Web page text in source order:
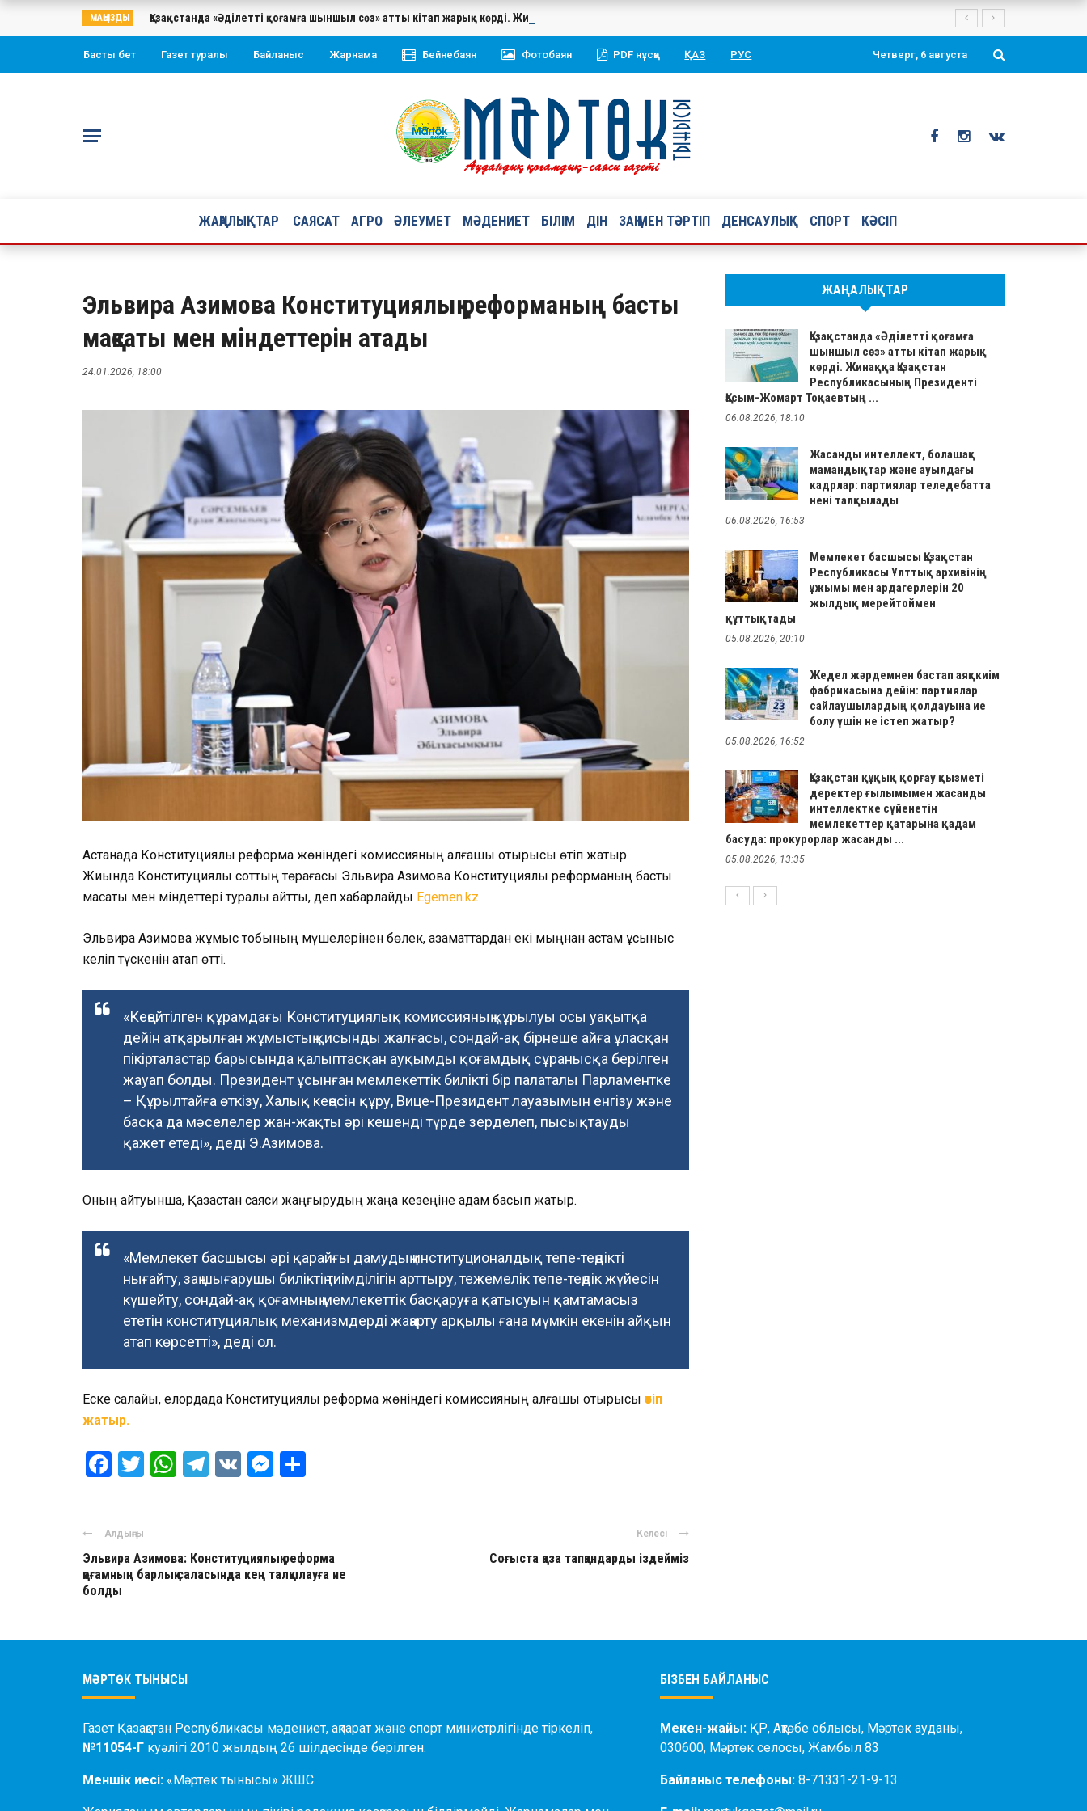
МАҢЫЗДЫ Қазақстанда «Әділетті қоғамға шыншыл сөз» атты кітап жарық көрді. Жинаққа Қазақстан Республикасының Президенті Қасым-Жомарт Тоқаевтың таңдаулы ой-тұжырымдары мен
Басты бет Газет туралы Байланыс Жарнама Бейнебаян Фотобаян PDF нұсқа ҚАЗ РУС Четверг, 6 августа
ЖАҢАЛЫҚТАР САЯСАТ АГРО ӘЛЕУМЕТ МӘДЕНИЕТ БІЛІМ ДІН ЗАҢ МЕН ТӘРТІП ДЕНСАУЛЫҚ СПОРТ КӘСІП
Эльвира Азимова Конституциялық реформаның басты
мақсаты мен міндеттерін атады
24.01.2026, 18:00
Астанада Конституциялық реформа жөніндегі комиссияның алғашқы отырысы өтіп жатыр.
Жиында Конституциялық соттың төрағасы Эльвира Азимова Конституциялық реформаның басты
мақсаты мен міндеттері туралы айтты, деп хабарлайды Egemen.kz.
Эльвира Азимова жұмыс тобының мүшелерінен бөлек, азаматтардан екі мыңнан астам ұсыныс
келіп түскенін атап өтті.
«Кеңейтілген құрамдағы Конституциялық комиссияның құрылуы осы уақытқа
дейін атқарылған жұмыстың қисынды жалғасы, сондай-ақ бірнеше айға ұласқан
пікірталастар барысында қалыптасқан ауқымды қоғамдық сұранысқа берілген
жауап болды. Президент ұсынған мемлекеттік билікті бір палаталы Парламентке
– Құрылтайға өткізу, Халық кеңесін құру, Вице-Президент лауазымын енгізу және
басқа да мәселелер жан-жақты әрі кешенді түрде зерделеп, пысықтауды
қажет етеді», деді Э.Азимова.
Оның айтуынша, Қазақстан саяси жаңғырудың жаңа кезеңіне қадам басып жатыр.
«Мемлекет басшысы әрі қарайғы дамудың институционалдық тепе-теңдікті
нығайту, заң шығарушы биліктің тиімділігін арттыру, тежемелік тепе-теңдік жүйесін
күшейту, сондай-ақ қоғамның мемлекеттік басқаруға қатысуын қамтамасыз
ететін конституциялық механизмдерді жаңарту арқылы ғана мүмкін екенін айқын
атап көрсетті», деді ол.
Еске салайық, елордада Конституциялық реформа жөніндегі комиссияның алғашқы отырысы өтіп
жатыр.
Facebook
Twitter
WhatsApp
Telegram
VK Messenger
Алдыңғы
Эльвира Азимова: Конституциялық реформа
қоғамның барлық саласында кең талқылауға ие
болды
Келесі
Соғыста қаза тапқандарды іздейміз
ЖАҢАЛЫҚТАР
Қазақстанда «Әділетті қоғамға
шыншыл сөз» атты кітап жарық
көрді. Жинаққа Қазақстан
Республикасының Президенті
Қасым-Жомарт Тоқаевтың ...
06.08.2026, 18:10
Жасанды интеллект, болашақ
мамандықтар және ауылдағы
кадрлар: партиялар теледебатта
нені талқылады
06.08.2026, 16:53
Мемлекет басшысы Қазақстан
Республикасы Ұлттық архивінің
ұжымы мен ардагерлерін 20
жылдық мерейтоймен
құттықтады
05.08.2026, 20:10
Жедел жәрдемнен бастап аяқкиім
фабрикасына дейін: партиялар
сайлаушылардың қолдауына ие
болу үшін не істеп жатыр?
05.08.2026, 16:52
Қазақстан құқық қорғау қызметі
деректер ғылымымен жасанды
интеллектке сүйенетін
мемлекеттер қатарына қадам
басуда: прокурорлар жасанды ...
05.08.2026, 13:35
МӘРТӨК ТЫНЫСЫ
Газет Қазақстан Республикасы мәдениет, ақпарат және спорт министрлігінде тіркеліп,
№11054-Г куәлігі 2010 жылдың 26 шілдесінде берілген.
Меншік иесі: «Мәртөк тынысы» ЖШС.
БІЗБЕН БАЙЛАНЫС
Мекен-жайы: ҚР, Ақтөбе облысы, Мәртөк ауданы,
030600, Мәртөк селосы, Жамбыл 83
Байланыс телефоны: 8-71331-21-9-13